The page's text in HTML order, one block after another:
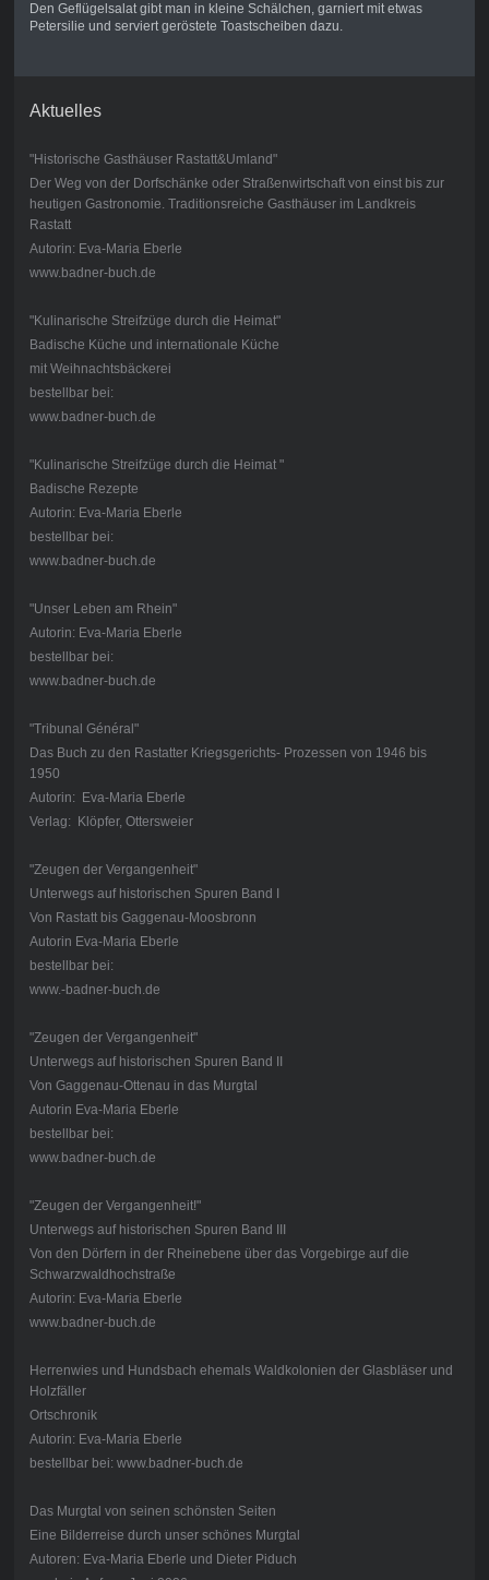
Den Geflügelsalat gibt man in kleine Schälchen, garniert mit etwas
Petersilie und serviert geröstete Toastscheiben dazu.
Aktuelles
"Historische Gasthäuser Rastatt&Umland"
Der Weg von der Dorfschänke oder Straßenwirtschaft von einst bis zur
heutigen Gastronomie. Traditionsreiche Gasthäuser im Landkreis
Rastatt
Autorin: Eva-Maria Eberle
www.badner-buch.de
"Kulinarische Streifzüge durch die Heimat"
Badische Küche und internationale Küche
mit Weihnachtsbäckerei
bestellbar bei:
www.badner-buch.de
"Kulinarische Streifzüge durch die Heimat "
Badische Rezepte
Autorin: Eva-Maria Eberle
bestellbar bei:
www.badner-buch.de
"Unser Leben am Rhein"
Autorin: Eva-Maria Eberle
bestellbar bei:
www.badner-buch.de
"Tribunal Général"
Das Buch zu den Rastatter Kriegsgerichts- Prozessen von 1946 bis
1950
Autorin: Eva-Maria Eberle
Verlag: Klöpfer, Ottersweier
"Zeugen der Vergangenheit"
Unterwegs auf historischen Spuren Band I
Von Rastatt bis Gaggenau-Moosbronn
Autorin Eva-Maria Eberle
bestellbar bei:
www.-badner-buch.de
"Zeugen der Vergangenheit"
Unterwegs auf historischen Spuren Band II
Von Gaggenau-Ottenau in das Murgtal
Autorin Eva-Maria Eberle
bestellbar bei:
www.badner-buch.de
"Zeugen der Vergangenheit!"
Unterwegs auf historischen Spuren Band III
Von den Dörfern in der Rheinebene über das Vorgebirge auf die
Schwarzwaldhochstraße
Autorin: Eva-Maria Eberle
www.badner-buch.de
Herrenwies und Hundsbach ehemals Waldkolonien der Glasbläser und
Holzfäller
Ortschronik
Autorin: Eva-Maria Eberle
bestellbar bei: www.badner-buch.de
Das Murgtal von seinen schönsten Seiten
Eine Bilderreise durch unser schönes Murgtal
Autoren: Eva-Maria Eberle und Dieter Piduch